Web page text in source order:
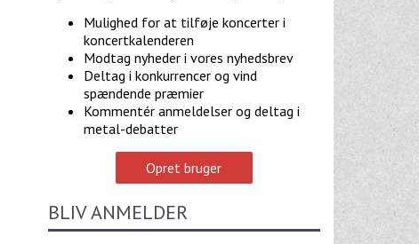
Mulighed for at tilføje koncerter i
koncertkalenderen
Modtag nyheder i vores nyhedsbrev
Deltag i konkurrencer og vind
spændende præmier
Kommentér anmeldelser og deltag i
metal-debatter
Opret bruger
BLIV ANMELDER